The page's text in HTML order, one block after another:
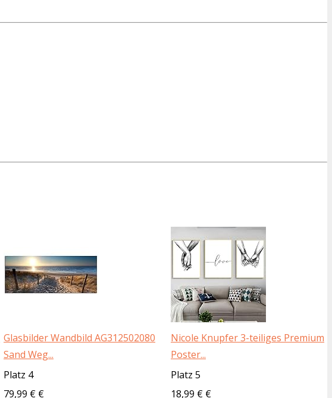
Glasbilder Wandbild AG312502080
Sand Weg...
Nicole Knupfer 3-teiliges Premium
Poster...
Platz 4
Platz 5
79,99 € €
18,99 € €